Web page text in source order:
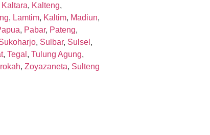
Kaltara, Kalteng,
, Lamtim, Kaltim, Madiun,
, Pabar, Pateng,
, Sulbar, Sulsel ,
, Tegal , Tulung Agung,
, Zoyazaneta, Sulteng